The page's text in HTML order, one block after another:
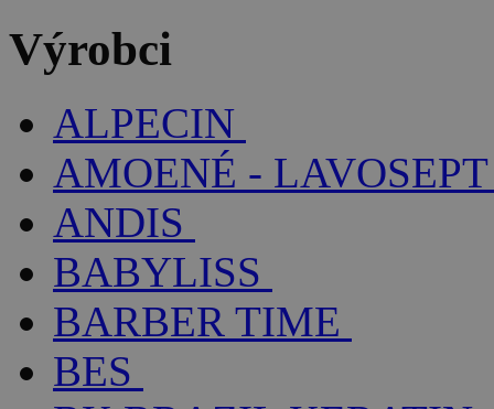
Výrobci
ALPECIN
AMOENÉ - LAVOSEPT
ANDIS
BABYLISS
BARBER TIME
BES